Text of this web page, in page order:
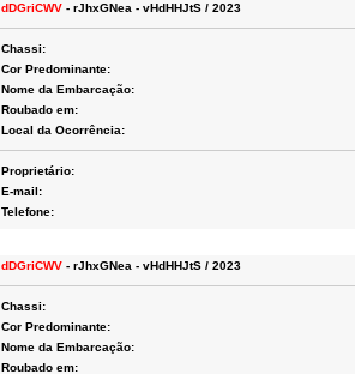
dDGriCWV - rJhxGNea - vHdHHJtS / 2023
Chassi:
Cor Predominante:
Nome da Embarcação:
Roubado em:
Local da Ocorrência:
Proprietário:
E-mail:
Telefone:
dDGriCWV - rJhxGNea - vHdHHJtS / 2023
Chassi:
Cor Predominante:
Nome da Embarcação:
Roubado em: